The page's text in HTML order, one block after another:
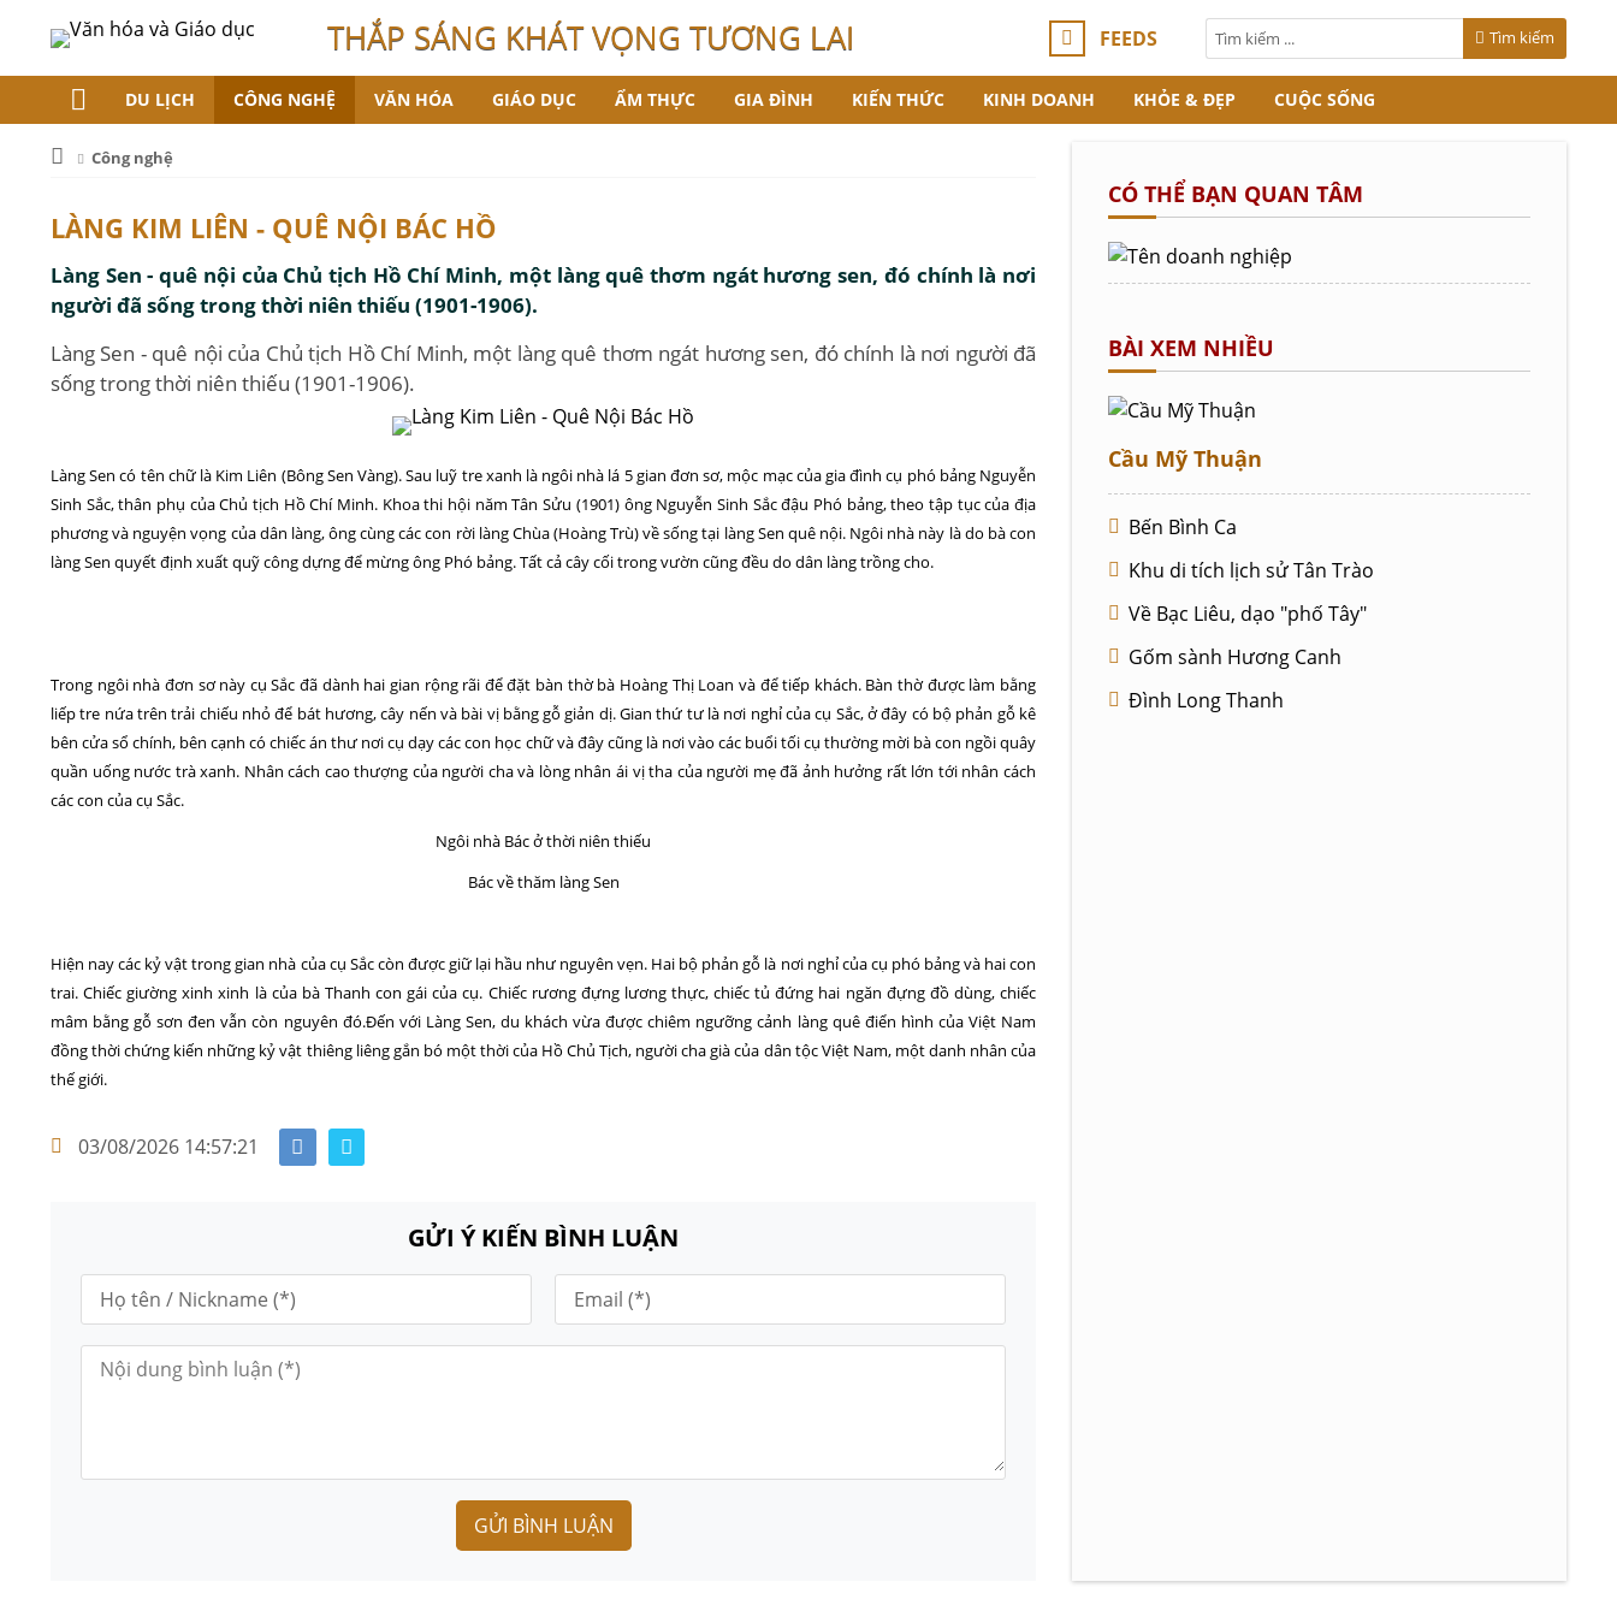
THẮP SÁNG KHÁT VỌNG TƯƠNG LAI FEEDS Tìm kiếm
DU LỊCH CÔNG NGHỆ VĂN HÓA GIÁO DỤC ẨM THỰC GIA ĐÌNH KIẾN THỨC KINH DOANH KHỎE & ĐẸP CUỘC SỐNG
Công nghệ
LÀNG KIM LIÊN - QUÊ NỘI BÁC HỒ
Làng Sen - quê nội của Chủ tịch Hồ Chí Minh, một làng quê thơm ngát hương sen, đó chính là nơi
người đã sống trong thời niên thiếu (1901-1906).
Làng Sen - quê nội của Chủ tịch Hồ Chí Minh, một làng quê thơm ngát hương sen, đó chính là nơi người đã
sống trong thời niên thiếu (1901-1906).
Làng Sen có tên chữ là Kim Liên (Bông Sen Vàng). Sau luỹ tre xanh là ngôi nhà lá 5 gian đơn sơ, mộc mạc của gia đình cụ phó bảng Nguyễn
Sinh Sắc, thân phụ của Chủ tịch Hồ Chí Minh. Khoa thi hội năm Tân Sửu (1901) ông Nguyễn Sinh Sắc đậu Phó bảng, theo tập tục của địa
phương và nguyện vọng của dân làng, ông cùng các con rời làng Chùa (Hoàng Trù) về sống tại làng Sen quê nội. Ngôi nhà này là do bà con
làng Sen quyết định xuất quỹ công dựng để mừng ông Phó bảng. Tất cả cây cối trong vườn cũng đều do dân làng trồng cho.
Trong ngôi nhà đơn sơ này cụ Sắc đã dành hai gian rộng rãi để đặt bàn thờ bà Hoàng Thị Loan và để tiếp khách. Bàn thờ được làm bằng
liếp tre nứa trên trải chiếu nhỏ để bát hương, cây nến và bài vị bằng gỗ giản dị. Gian thứ tư là nơi nghỉ của cụ Sắc, ở đây có bộ phản gỗ kê
bên cửa sổ chính, bên cạnh có chiếc án thư nơi cụ dạy các con học chữ và đây cũng là nơi vào các buổi tối cụ thường mời bà con ngồi quây
quần uống nước trà xanh. Nhân cách cao thượng của người cha và lòng nhân ái vị tha của người mẹ đã ảnh hưởng rất lớn tới nhân cách
các con của cụ Sắc.
Ngôi nhà Bác ở thời niên thiếu
Bác về thăm làng Sen
Hiện nay các kỷ vật trong gian nhà của cụ Sắc còn được giữ lại hầu như nguyên vẹn. Hai bộ phản gỗ là nơi nghỉ của cụ phó bảng và hai con
trai. Chiếc giường xinh xinh là của bà Thanh con gái của cụ. Chiếc rương đựng lương thực, chiếc tủ đứng hai ngăn đựng đồ dùng, chiếc
mâm bằng gỗ sơn đen vẫn còn nguyên đó.Đến với Làng Sen, du khách vừa được chiêm ngưỡng cảnh làng quê điển hình của Việt Nam
đồng thời chứng kiến những kỷ vật thiêng liêng gắn bó một thời của Hồ Chủ Tịch, người cha già của dân tộc Việt Nam, một danh nhân của
thế giới.
03/08/2026 14:57:21
GỬI Ý KIẾN BÌNH LUẬN
GỬI BÌNH LUẬN
CÓ THỂ BẠN QUAN TÂM
BÀI XEM NHIỀU
Cầu Mỹ Thuận
Bến Bình Ca
Khu di tích lịch sử Tân Trào
Về Bạc Liêu, dạo "phố Tây"
Gốm sành Hương Canh
Đình Long Thanh